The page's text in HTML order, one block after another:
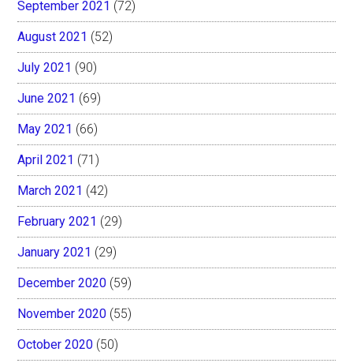
September 2021 (72)
August 2021 (52)
July 2021 (90)
June 2021 (69)
May 2021 (66)
April 2021 (71)
March 2021 (42)
February 2021 (29)
January 2021 (29)
December 2020 (59)
November 2020 (55)
October 2020 (50)